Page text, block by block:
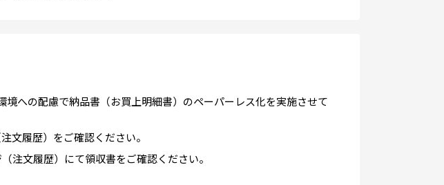
への配慮で納品書（お買上明細書）のペーパーレス化を実施させて
文履歴）をご確認ください。
注文履歴）にて領収書をご確認ください。